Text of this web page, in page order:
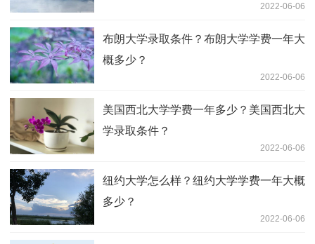
2022-06-06
布朗大学录取条件？布朗大学学费一年大
概多少？
2022-06-06
美国西北大学学费一年多少？美国西北大
学录取条件？
2022-06-06
纽约大学怎么样？纽约大学学费一年大概
多少？
2022-06-06